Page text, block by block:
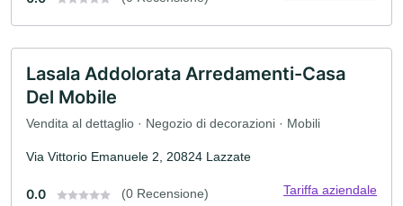
Lasala Addolorata Arredamenti-Casa
Del Mobile
Vendita al dettaglio · Negozio di decorazioni · Mobili
Via Vittorio Emanuele 2, 20824 Lazzate
0.0 (0 Recensione) Tariffa aziendale